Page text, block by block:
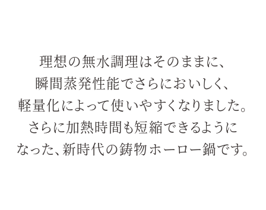
理想の無水調理はそのままに、
瞬間蒸発性能でさらにおいしく、
軽量化によって使いやすくなりました。
さらに加熱時間も短縮できるように
なった、 新時代の鋳物ホーロー鍋です。